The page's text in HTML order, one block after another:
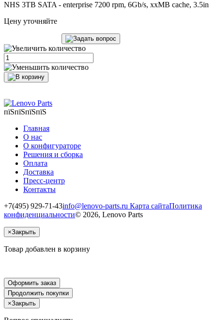
NHS 3TB SATA - enterprise 7200 rpm, 6Gb/s, xxMB cache, 3.5in
Цену уточняйте
пїЅпїЅпїЅпїЅ
Главная
О нас
О конфигураторе
Решения и сборка
Оплата
Доставка
Пресс-центр
Контакты
+7(495) 929-71-43info@lenovo-parts.ru Карта сайтаПолитика
конфиденциальности© 2026, Lenovo Parts
×Закрыть
Товар добавлен в корзину
Оформить заказ
Продолжить покупки
×Закрыть